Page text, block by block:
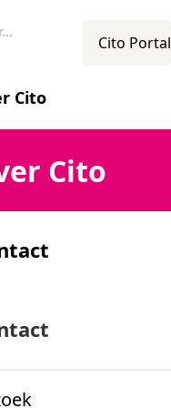
Cito
Cito
Cito Portal